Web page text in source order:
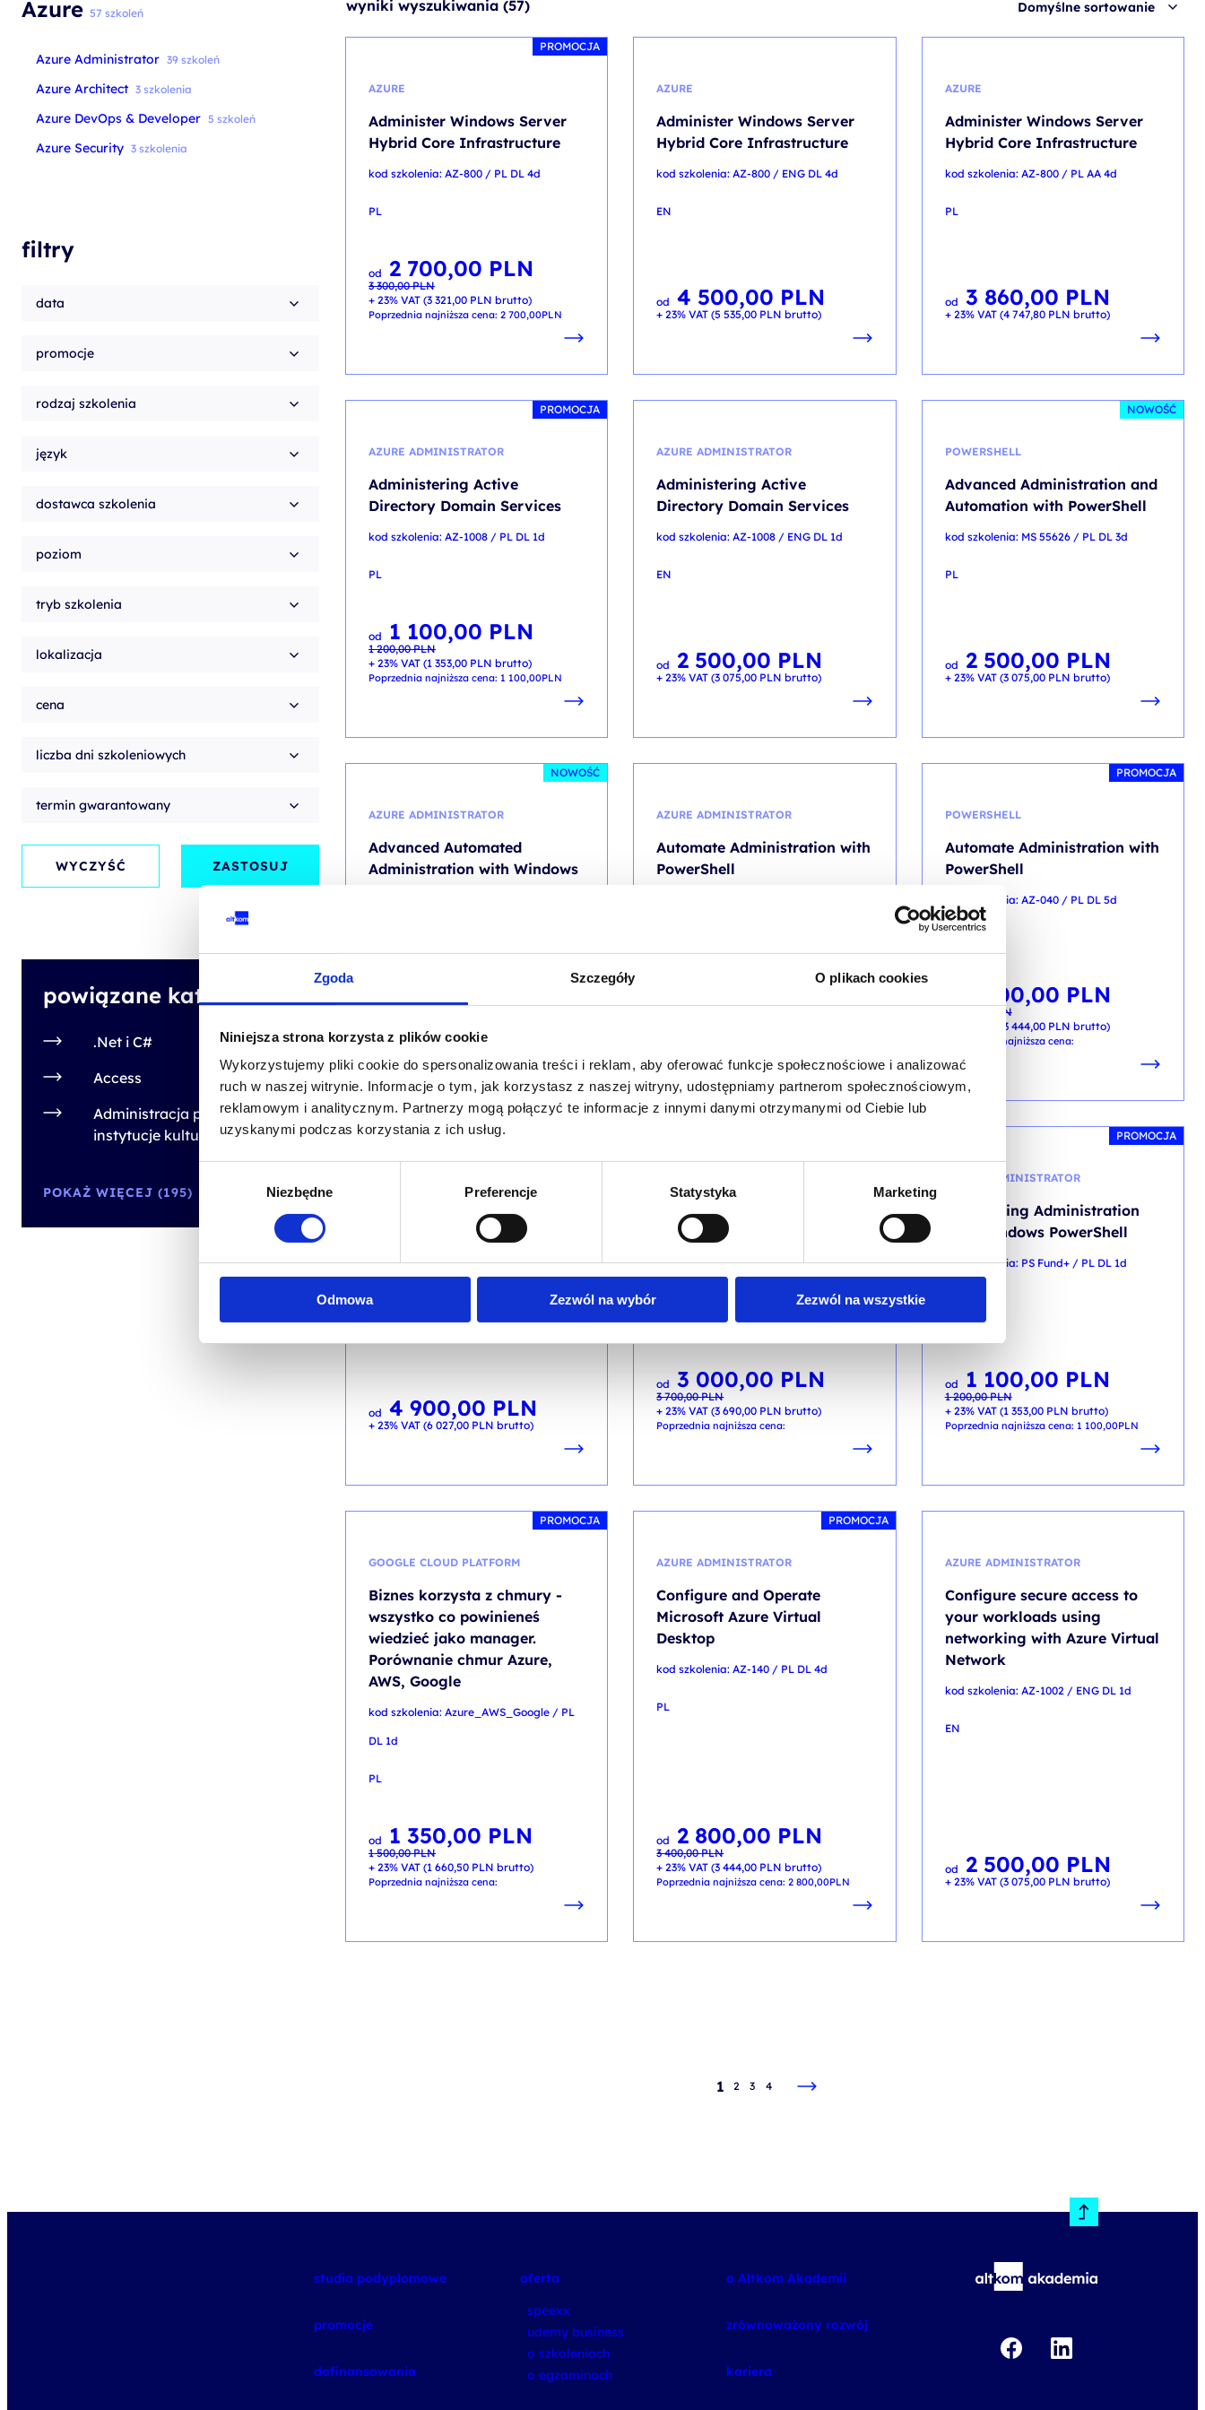
Zgoda Szczegóły O plikach cookies
Niniejsza strona korzysta z plików cookie
Wykorzystujemy pliki cookie do spersonalizowania treści i reklam, aby oferować funkcje społecznościowe i analizować
ruch w naszej witrynie. Informacje o tym, jak korzystasz z naszej witryny, udostępniamy partnerom społecznościowym,
reklamowym i analitycznym. Partnerzy mogą połączyć te informacje z innymi danymi otrzymanymi od Ciebie lub
uzyskanymi podczas korzystania z ich usług.
Niezbędne Preferencje Statystyka Marketing
Odmowa Zezwól na wybór Zezwól na wszystkie
Azure 57 szkoleń
Azure Administrator 39 szkoleń
Azure Architect 3 szkolenia
Azure DevOps & Developer 5 szkoleń
Azure Security 3 szkolenia
filtry
data
promocje
rodzaj szkolenia
język
dostawca szkolenia
poziom
tryb szkolenia
lokalizacja
cena
liczba dni szkoleniowych
termin gwarantowany
WYCZYŚĆ ZASTOSUJ
powiązane kategorie
.Net i C#
Access
Administracja publiczna,
instytucje kultury
POKAŻ WIĘCEJ (195)
wyniki wyszukiwania (57) Domyślne sortowanie
PROMOCJA
AZURE
Administer Windows Server
Hybrid Core Infrastructure
kod szkolenia: AZ-800 / PL DL 4d
PL
od
3 300,00PLN
Pierwotna
cena
wynosiła:
3 300,00 PLN.
2 700,00 PLN
Aktualna
cena
wynosi:
2 700,00 PLN.
+ 23% VAT (3 321,00 PLN brutto)
Poprzednia najniższa cena: 2 700,00PLN
AZURE
Administer Windows Server
Hybrid Core Infrastructure
kod szkolenia: AZ-800 / ENG DL 4d
EN
od 4 500,00 PLN
+ 23% VAT (5 535,00 PLN brutto)
AZURE
Administer Windows Server
Hybrid Core Infrastructure
kod szkolenia: AZ-800 / PL AA 4d
PL
od 3 860,00 PLN
+ 23% VAT (4 747,80 PLN brutto)
PROMOCJA
AZURE ADMINISTRATOR
Administering Active
Directory Domain Services
kod szkolenia: AZ-1008 / PL DL 1d
PL
od
1 200,00PLN
Pierwotna
cena
wynosiła:
1 200,00 PLN.
1 100,00 PLN
Aktualna
cena
wynosi:
1 100,00 PLN.
+ 23% VAT (1 353,00 PLN brutto)
Poprzednia najniższa cena: 1 100,00PLN
AZURE ADMINISTRATOR
Administering Active
Directory Domain Services
kod szkolenia: AZ-1008 / ENG DL 1d
EN
od 2 500,00 PLN
+ 23% VAT (3 075,00 PLN brutto)
NOWOŚĆ
POWERSHELL
Advanced Administration and
Automation with PowerShell
kod szkolenia: MS 55626 / PL DL 3d
PL
od 2 500,00 PLN
+ 23% VAT (3 075,00 PLN brutto)
NOWOŚĆ
AZURE ADMINISTRATOR
Advanced Automated
Administration with Windows
+ 23% VAT (3 075,00PLN
AZURE ADMINISTRATOR
Automate Administration with
PowerShell
PROMOCJA
POWERSHELL
Automate Administration with
PowerShell
kod szkolenia: AZ-040 / PL DL 5d
PLN
3 400,00 PLN.
2 800,00 PLN
2 800,00 PLN.3 444,00 PLN brutto)
Poprzednia najniższa cena:
Automate Administration with
kod szkolenia: AZ-040 / ENG DL 5d
EN
od 4 900,00 PLN
+ 23% VAT (6 027,00 PLN brutto)
Automate Administration with
PowerShell (szkolenie + e-
PL
od
3 700,00PLN
Pierwotna
cena
wynosiła:
3 700,00 PLN.
3 000,00 PLN
Aktualna
cena
wynosi:
3 000,00 PLN.
+ 23% VAT (3 690,00 PLN brutto)
Poprzednia najniższa cena:
PROMOCJA
AZURE ADMINISTRATOR
Automating Administration
with Windows PowerShell
kod szkolenia: PS Fund+ / PL DL 1d
od
1 200,00PLN
Pierwotna
cena
wynosiła:
1 200,00 PLN.
1 100,00 PLN
Aktualna
cena
wynosi:
1 100,00 PLN.
+ 23% VAT (1 353,00 PLN brutto)
Poprzednia najniższa cena: 1 100,00PLN
PROMOCJA
GOOGLE CLOUD PLATFORM
Biznes korzysta z chmury -
wszystko co powinieneś
wiedzieć jako manager.
Porównanie chmur Azure,
AWS, Google
kod szkolenia: Azure_AWS_Google / PL
DL 1d
PL
od
1 500,00PLN
Pierwotna
cena
wynosiła:
1 500,00 PLN.
1 350,00 PLN
Aktualna
cena
wynosi:
1 350,00 PLN.
+ 23% VAT (1 660,50 PLN brutto)
Poprzednia najniższa cena:
PROMOCJA
AZURE ADMINISTRATOR
Configure and Operate
Microsoft Azure Virtual
Desktop
kod szkolenia: AZ-140 / PL DL 4d
PL
od
3 400,00PLN
Pierwotna
cena
wynosiła:
3 400,00 PLN.
2 800,00 PLN
Aktualna
cena
wynosi:
2 800,00 PLN.
+ 23% VAT (3 444,00 PLN brutto)
Poprzednia najniższa cena:2 800,00PLN
AZURE ADMINISTRATOR
Configure secure access to
your workloads using
networking with Azure Virtual
Network
kod szkolenia: AZ-1002 / ENG DL 1d
EN
od 2 500,00 PLN
+ 23% VAT (3 075,00 PLN brutto)
1 2 3 4
studia podyplomowe
promocje
dofinansowania
oferta
speexx
udemy business
o szkoleniach
o egzaminach
o Altkom Akademii
zrównoważony rozwój
kariera